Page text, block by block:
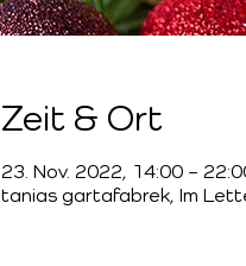
Zeit & Ort
23. Nov. 2022, 14:00 –
tanias gartafabrek, Im